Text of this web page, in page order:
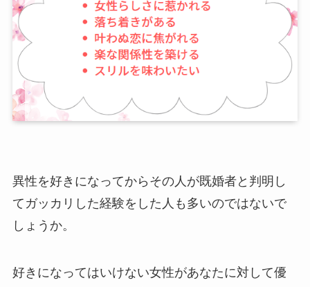
異性を好きになってからその人が既婚者と判明し
てガッカリした経験をした人も多いのではないで
しょうか。
好きになってはいけない女性があなたに対して優